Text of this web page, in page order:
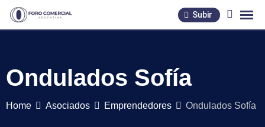
Skip
Subir
Ondulados Sofía
Home Asociados Emprendedores Ondulados Sofía